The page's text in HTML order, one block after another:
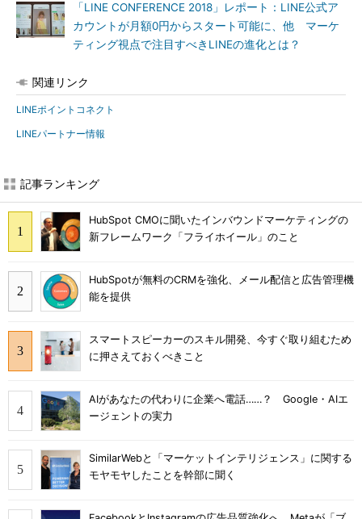
「LINE CONFERENCE 2018」レポート：LINE公式ア
カウントが月額0円からスタート可能に、他 マーケ
ティング視点で注目すべきLINEの進化とは？
関連リンク
LINEポイントコネクト
LINEパートナー情報
記事ランキング
HubSpot CMOに聞いたインバウンドマーケティングの
新フレームワーク「フライホイール」のこと
HubSpotが無料のCRMを強化、メール配信と広告管理機
能を提供
スマートスピーカーのスキル開発、今すぐ取り組むため
に押さえておくべきこと
AIがあなたの代わりに企業へ電話……？ Google・AIエ
ージェントの実力
SimilarWebと「マーケットインテリジェンス」に関する
モヤモヤしたことを幹部に聞く